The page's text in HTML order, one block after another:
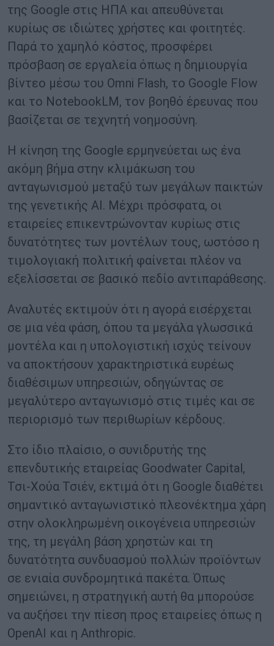
της Google στις ΗΠΑ και απευθύνεται
κυρίως σε ιδιώτες χρήστες και φοιτητές.
Παρά το χαμηλό κόστος, προσφέρει
πρόσβαση σε εργαλεία όπως η δημιουργία
βίντεο μέσω του Omni Flash, το Google Flow
και το NotebookLM, τον βοηθό έρευνας που
βασίζεται σε τεχνητή νοημοσύνη.
Η κίνηση της Google ερμηνεύεται ως ένα
ακόμη βήμα στην κλιμάκωση του
ανταγωνισμού μεταξύ των μεγάλων παικτών
της γενετικής AI. Μέχρι πρόσφατα, οι
εταιρείες επικεντρώνονταν κυρίως στις
δυνατότητες των μοντέλων τους, ωστόσο η
τιμολογιακή πολιτική φαίνεται πλέον να
εξελίσσεται σε βασικό πεδίο αντιπαράθεσης.
Αναλυτές εκτιμούν ότι η αγορά εισέρχεται
σε μια νέα φάση, όπου τα μεγάλα γλωσσικά
μοντέλα και η υπολογιστική ισχύς τείνουν
να αποκτήσουν χαρακτηριστικά ευρέως
διαθέσιμων υπηρεσιών, οδηγώντας σε
μεγαλύτερο ανταγωνισμό στις τιμές και σε
περιορισμό των περιθωρίων κέρδους.
Στο ίδιο πλαίσιο, ο συνιδρυτής της
επενδυτικής εταιρείας Goodwater Capital,
Τσι-Χούα Τσιέν, εκτιμά ότι η Google διαθέτει
σημαντικό ανταγωνιστικό πλεονέκτημα χάρη
στην ολοκληρωμένη οικογένεια υπηρεσιών
της, τη μεγάλη βάση χρηστών και τη
δυνατότητα συνδυασμού πολλών προϊόντων
σε ενιαία συνδρομητικά πακέτα. Όπως
σημειώνει, η στρατηγική αυτή θα μπορούσε
να αυξήσει την πίεση προς εταιρείες όπως η
OpenAI και η Anthropic.